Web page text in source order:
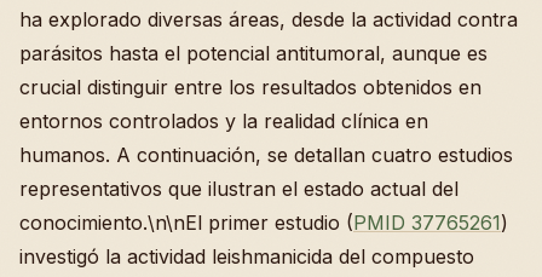
ha explorado diversas áreas, desde la actividad contra
parásitos hasta el potencial antitumoral, aunque es
crucial distinguir entre los resultados obtenidos en
entornos controlados y la realidad clínica en
humanos. A continuación, se detallan cuatro estudios
representativos que ilustran el estado actual del
conocimiento.\n\nEl primer estudio (PMID 37765261)
investigó la actividad leishmanicida del compuesto